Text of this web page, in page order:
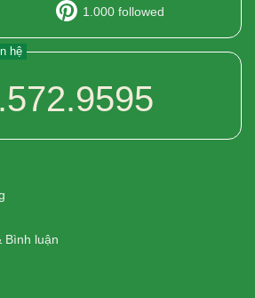
1.000 followed
hệ
Bình luận